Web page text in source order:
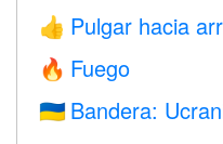
👍 Pulgar hacia
🔥 Fuego
🇺🇦 Bandera: